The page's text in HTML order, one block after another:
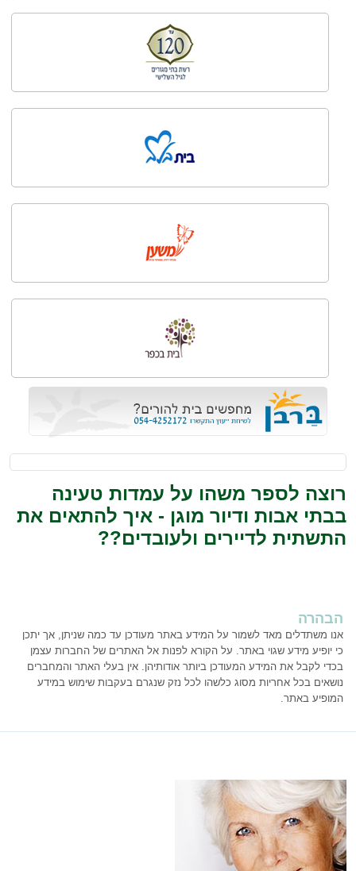
רוצה לספר משהו על עמדות טעינה
בבתי אבות ודיור מוגן - איך להתאים את
התשתית לדיירים ולעובדים??
הבהרה
אנו משתדלים מאד לשמור על המידע באתר מעודכן עד כמה שניתן, אך יתכן
כי יופיע מידע שגוי באתר. על הקורא לפנות אל האתרים של החברות עצמן
בכדי לקבל את המידע המעודכן ביותר אודותיהן. אין בעלי האתר והמחברים
נושאים בכל אחריות מסוג כלשהו לכל נזק שנגרם בעקבות שימוש במידע
המופיע באתר.